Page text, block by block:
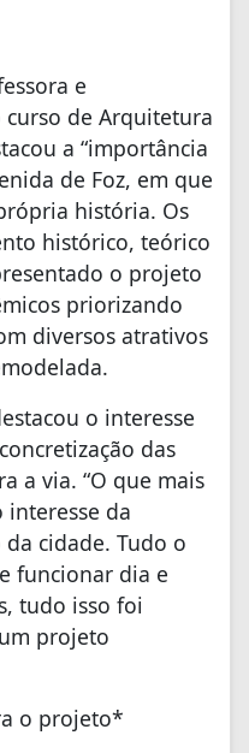
e
de Arquitetura
a “importância
de Foz, em que
história. Os
histórico, teórico
o projeto
priorizando
diversos atrativos
o interesse
das
a via. “O que mais
interesse da
cidade. Tudo o
funcionar dia e
tudo isso foi
projeto
o projeto*